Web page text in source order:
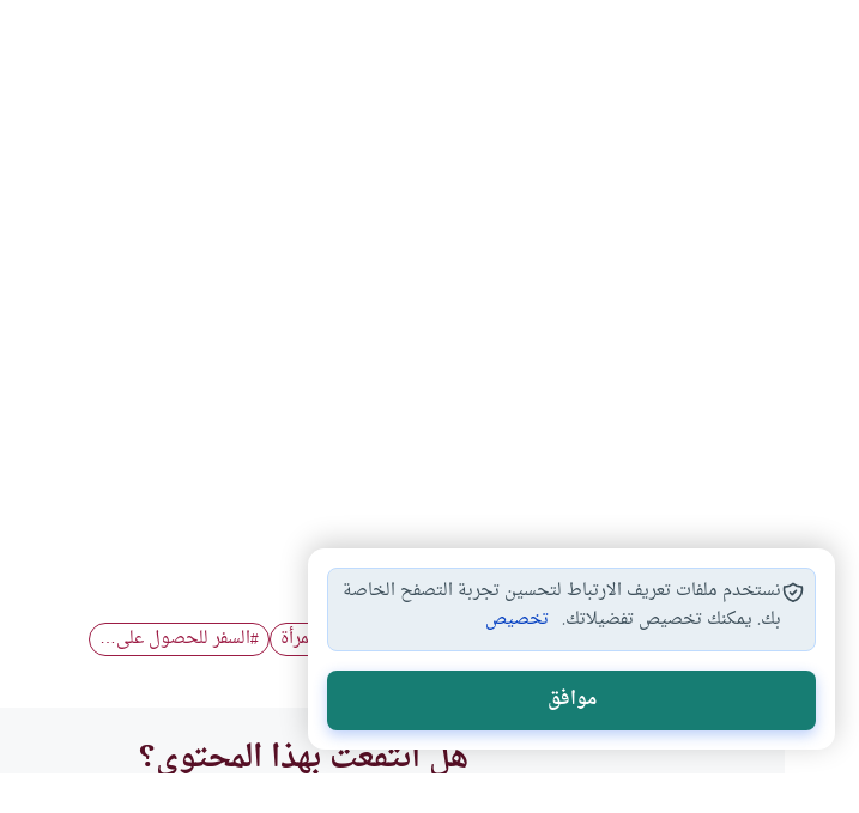
منع المرأة من… سفر المرأة للدارسة سفر المرأة #السفر للحصول على…
هل انتفعت بهذا المحتوى؟
نستخدم ملفات تعريف الارتباط لتحسين تجربة التصفح الخاصة
بك. يمكنك تخصيص تفضيلاتك. تخصيص
موافق